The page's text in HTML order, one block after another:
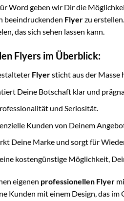
Word geben wir Dir die
beeindruckenden Flyerzu
das sich sehen lassen kann.
Flyers im Überblick:
Flyersticht aus der Masse
Deine Botschaft klar und
und Seriosität.
Kunden von Deinem
Deine Marke und sorgt für
kostengünstige Möglichkeit,
eigenen professionellen Flyer
Kunden mit einem Design, das im